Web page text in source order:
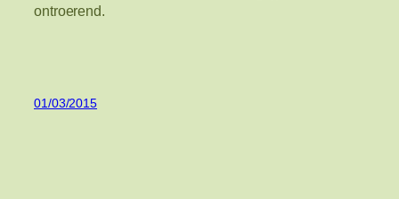
ontroerend.
01/03/2015